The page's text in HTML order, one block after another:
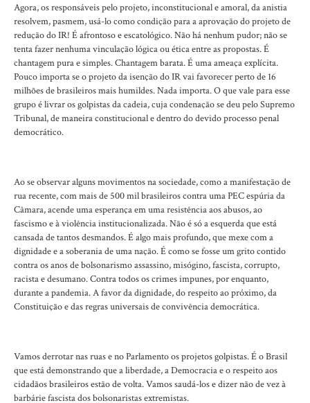
Agora, os responsáveis pelo projeto, inconstitucional e amoral, da anistia
resolvem, pasmem, usá-lo como condição para a aprovação do projeto de
redução do IR! É afrontoso e escatológico. Não há nenhum pudor; não se
tenta fazer nenhuma vinculação lógica ou ética entre as propostas. É
chantagem pura e simples. Chantagem barata. É uma ameaça explícita.
Pouco importa se o projeto da isenção do IR vai favorecer perto de 16
milhões de brasileiros mais humildes. Nada importa. O que vale para esse
grupo é livrar os golpistas da cadeia, cuja condenação se deu pelo Supremo
Tribunal, de maneira constitucional e dentro do devido processo penal
democrático.
Ao se observar alguns movimentos na sociedade, como a manifestação de
rua recente, com mais de 500 mil brasileiros contra uma PEC espúria da
Câmara, acende uma esperança em uma resistência aos abusos, ao
fascismo e à violência institucionalizada. Não é só a esquerda que está
cansada de tantos desmandos. É algo mais profundo, que mexe com a
dignidade e a soberania de uma nação. É como se fosse um grito contido
contra os anos de bolsonarismo assassino, misógino, fascista, corrupto,
racista e desumano. Contra todos os crimes impunes, por enquanto,
durante a pandemia. A favor da dignidade, do respeito ao próximo, da
Constituição e das regras universais de convivência democrática.
Vamos derrotar nas ruas e no Parlamento os projetos golpistas. É o Brasil
que está demonstrando que a liberdade, a Democracia e o respeito aos
cidadãos brasileiros estão de volta. Vamos saudá-los e dizer não de vez à
barbárie fascista dos bolsonaristas extremistas.